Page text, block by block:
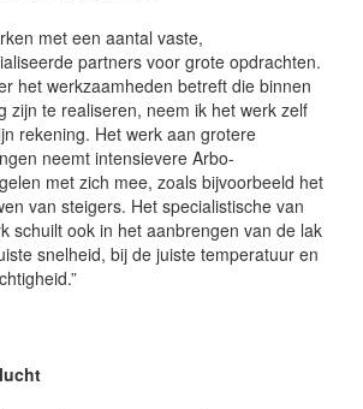
met een aantal vaste,
partners voor grote opdrachten.
het werkzaamheden betreft die binnen
zijn te realiseren, neem ik het werk zelf
rekening. Het werk aan grotere
neemt intensievere Arbo-
met zich mee, zoals bijvoorbeeld het
van steigers. Het specialistische van
schuilt ook in het aanbrengen van de lak
snelheid, bij de juiste temperatuur en